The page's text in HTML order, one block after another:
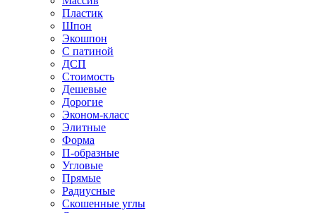
Пластик
Шпон
Экошпон
С патиной
ДСП
Стоимость
Дешевые
Дорогие
Эконом-класс
Элитные
Форма
П-образные
Угловые
Прямые
Радиусные
Скошенные углы